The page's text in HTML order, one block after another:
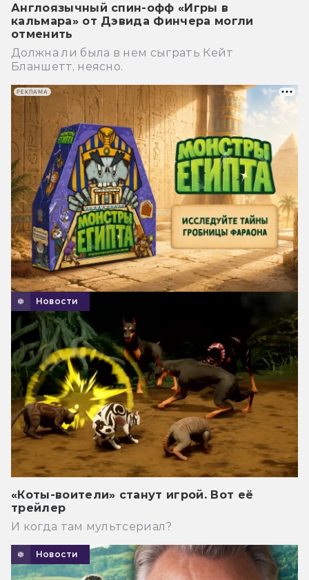
Англоязычный спин-офф «Игры в
кальмара» от Дэвида Финчера могли
отменить
Должна ли была в нем сыграть Кейт
Бланшетт, неясно.
Новости
«Коты-воители» станут игрой. Вот её
трейлер
И когда там мультсериал?
Новости
РЕКЛАМА